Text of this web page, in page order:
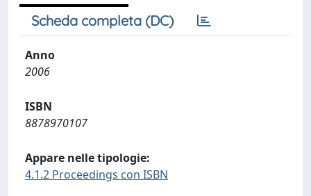
Scheda completa (DC)
Anno
2006
ISBN
8878970107
Appare nelle tipologie:
4.1.2 Proceedings con ISBN